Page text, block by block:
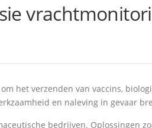
het verzenden van vaccins,
en naleving in gevaar
bedrijven. Oplossingen